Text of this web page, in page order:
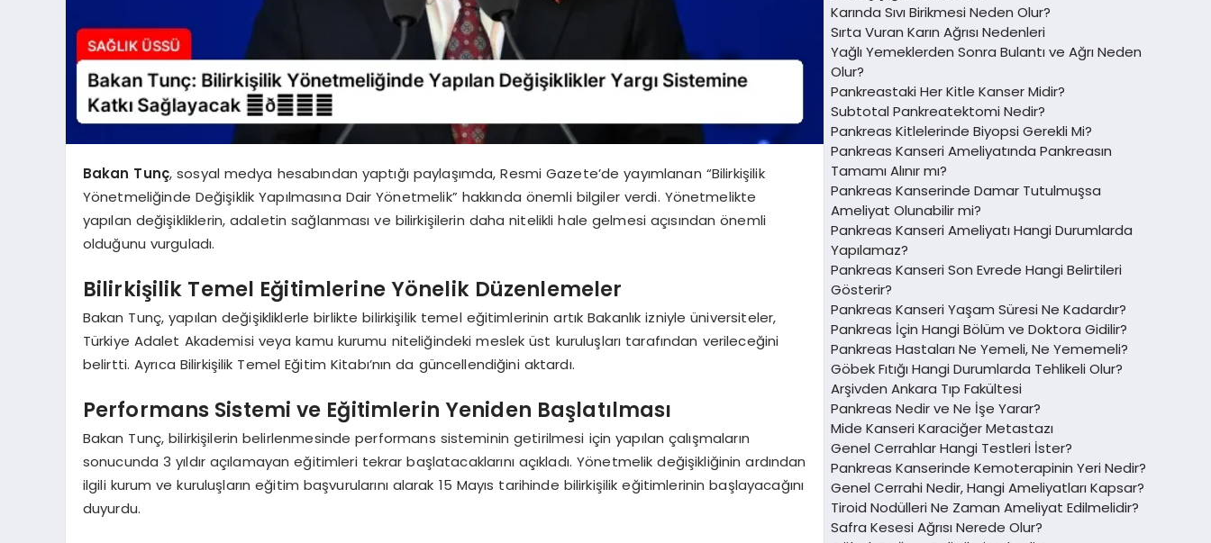
Bakan Tunç, sosyal medya hesabından yaptığı paylaşımda, Resmi Gazete’de yayımlanan “Bilirkişilik
Yönetmeliğinde Değişiklik Yapılmasına Dair Yönetmelik” hakkında önemli bilgiler verdi. Yönetmelikte
yapılan değişikliklerin, adaletin sağlanması ve bilirkişilerin daha nitelikli hale gelmesi açısından önemli
olduğunu vurguladı.
Bilirkişilik Temel Eğitimlerine Yönelik Düzenlemeler
Bakan Tunç, yapılan değişikliklerle birlikte bilirkişilik temel eğitimlerinin artık Bakanlık izniyle üniversiteler,
Türkiye Adalet Akademisi veya kamu kurumu niteliğindeki meslek üst kuruluşları tarafından verileceğini
belirtti. Ayrıca Bilirkişilik Temel Eğitim Kitabı’nın da güncellendiğini aktardı.
Performans Sistemi ve Eğitimlerin Yeniden Başlatılması
Bakan Tunç, bilirkişilerin belirlenmesinde performans sisteminin getirilmesi için yapılan çalışmaların
sonucunda 3 yıldır açılamayan eğitimleri tekrar başlatacaklarını açıkladı. Yönetmelik değişikliğinin ardından
ilgili kurum ve kuruluşların eğitim başvurularını alarak 15 Mayıs tarihinde bilirkişilik eğitimlerinin başlayacağını
duyurdu.
Karında Sıvı Birikmesi Neden Olur?
Sırta Vuran Karın Ağrısı Nedenleri
Yağlı Yemeklerden Sonra Bulantı ve Ağrı Neden
Olur?
Pankreastaki Her Kitle Kanser Midir?
Subtotal Pankreatektomi Nedir?
Pankreas Kitlelerinde Biyopsi Gerekli Mi?
Pankreas Kanseri Ameliyatında Pankreasın
Tamamı Alınır mı?
Pankreas Kanserinde Damar Tutulmuşsa
Ameliyat Olunabilir mi?
Pankreas Kanseri Ameliyatı Hangi Durumlarda
Yapılamaz?
Pankreas Kanseri Son Evrede Hangi Belirtileri
Gösterir?
Pankreas Kanseri Yaşam Süresi Ne Kadardır?
Pankreas İçin Hangi Bölüm ve Doktora Gidilir?
Pankreas Hastaları Ne Yemeli, Ne Yememeli?
Göbek Fıtığı Hangi Durumlarda Tehlikeli Olur?
Arşivden Ankara Tıp Fakültesi
Pankreas Nedir ve Ne İşe Yarar?
Mide Kanseri Karaciğer Metastazı
Genel Cerrahlar Hangi Testleri İster?
Pankreas Kanserinde Kemoterapinin Yeri Nedir?
Genel Cerrahi Nedir, Hangi Ameliyatları Kapsar?
Tiroid Nodülleri Ne Zaman Ameliyat Edilmelidir?
Safra Kesesi Ağrısı Nerede Olur?